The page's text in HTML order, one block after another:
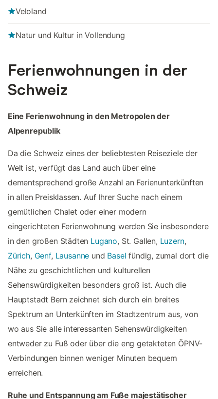
Veloland
Natur und Kultur in Vollendung
Ferienwohnungen in der
Schweiz
Eine Ferienwohnung in den Metropolen der
Alpenrepublik
Da die Schweiz eines der beliebtesten Reiseziele der
Welt ist, verfügt das Land auch über eine
dementsprechend große Anzahl an Ferienunterkünften
in allen Preisklassen. Auf Ihrer Suche nach einem
gemütlichen Chalet oder einer modern
eingerichteten Ferienwohnung werden Sie insbesondere
in den großen Städten Lugano, St. Gallen, Luzern,
Zürich, Genf, Lausanne und Basel fündig, zumal dort die
Nähe zu geschichtlichen und kulturellen
Sehenswürdigkeiten besonders groß ist. Auch die
Hauptstadt Bern zeichnet sich durch ein breites
Spektrum an Unterkünften im Stadtzentrum aus, von
wo aus Sie alle interessanten Sehenswürdigkeiten
entweder zu Fuß oder über die eng getakteten ÖPNV-
Verbindungen binnen weniger Minuten bequem
erreichen.
Ruhe und Entspannung am Fuße majestätischer